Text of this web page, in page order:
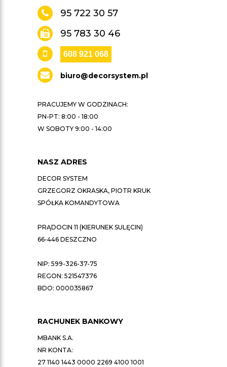
95 722 30 57
95 783 30 46
608 921 068
biuro@decorsystem.pl
PRACUJEMY W GODZINACH:
PN-PT: 8:00 - 18:00
W SOBOTY 9:00 - 14:00
NASZ ADRES
DECOR SYSTEM
GRZEGORZ OKRASKA, PIOTR KRUK
SPÓŁKA KOMANDYTOWA
PRĄDOCIN 11 (KIERUNEK SULĘCIN)
66-446 DESZCZNO
NIP: 599-326-37-75
REGON: 521547376
BDO: 000035867
RACHUNEK BANKOWY
MBANK S.A.
NR KONTA:
27 1140 1443 0000 2269 4100 1001